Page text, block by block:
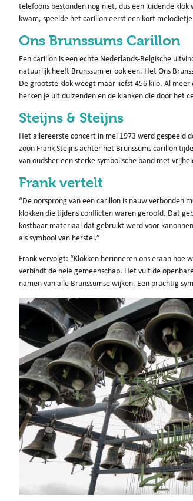
telefoons bestonden nog niet, dus een luidende
kwam, speelde het carillon eerst een kort
Ons Brunssums Carillon
Een carillon is een echte Nederlands-Belgische
natuurlijk heeft Brunssum er ook een. Het Ons
De grootste klok weegt maar liefst 456 kilo. Al
herken je uit duizenden en de klanken die door het
Steijns & Steijns
Het allereerste concert in mei 1973 werd gespeeld
zoon Frank Steijns achter het Brunssums carillon
van oudsher een sterke symbolische band met
Frank vertelt
“De oorsprong van een carillon is nauw verbonden
klokken die tijdens conflicten waren geroofd. Dat
kostbaar materiaal dat gebruikt werd voor
als symbool van herstel.”
Frank vervolgt: “Klokken herinneren ons eraan
verbindt de hele gemeenschap. Het vult de
namen van alle Brunssumse wijken. Een prachtig